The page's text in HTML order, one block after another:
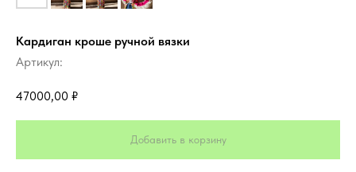
Кардиган кроше ручной вязки
Артикул:
47000,00 ₽
Добавить в корзину